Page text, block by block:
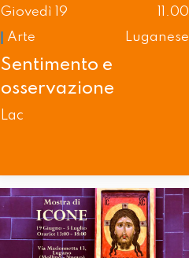
Giovedì 19
11.00
Arte
Luganese
Sentimento e
osservazione
Lac